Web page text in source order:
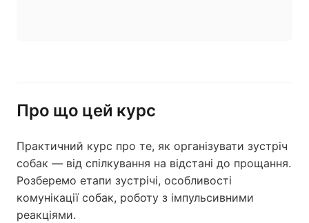
Про що цей курс
Практичний курс про те, як організувати зустріч
собак — від спілкування на відстані до прощання.
Розберемо етапи зустрічі, особливості
комунікації собак, роботу з імпульсивними
реакціями.